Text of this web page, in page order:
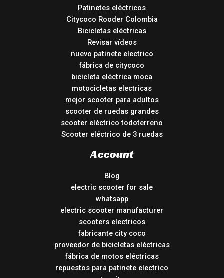
Patinetes eléctricos
Citycoco Rooder Colombia
Bicicletas eléctricas
Revisar vídeos
nuevo patinete electrico
fábrica de citycoco
bicicleta eléctrica moca
motocicletas electricas
mejor scooter para adultos
scooter de ruedas grandes
scooter eléctrico todoterreno
Scooter eléctrico de 3 ruedas
Account
Blog
electric scooter for sale
whatsapp
electric scooter manufacturer
scooters electricos
fabricante city coco
proveedor de bicicletas eléctricas
fábrica de motos eléctricas
repuestos para patinete electrico